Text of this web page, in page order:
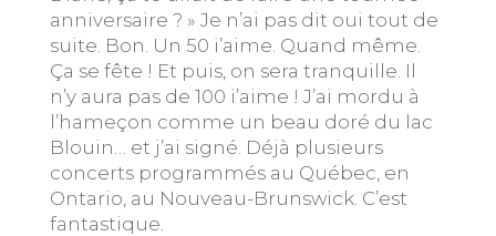
anniversaire ? » Je n’ai pas dit oui tout de
suite. Bon. Un 50 i’aime. Quand même.
Ça se fête ! Et puis, on sera tranquille. Il
n’y aura pas de 100 i’aime ! J’ai mordu à
l’hameçon comme un beau doré du lac
Blouin… et j’ai signé. Déjà plusieurs
concerts programmés au Québec, en
Ontario, au Nouveau-Brunswick. C’est
fantastique.